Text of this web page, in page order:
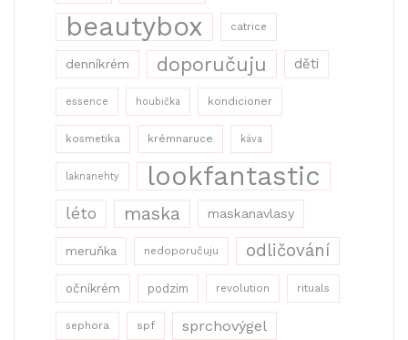
beautybox catrice
denníkrém doporučuju děti
essence houbička kondicioner
kosmetika krémnaruce káva
laknanehty lookfantastic
léto maska maskanavlasy
meruňka nedoporučuju odličování
očníkrém podzim revolution rituals
sephora spf sprchovýgel